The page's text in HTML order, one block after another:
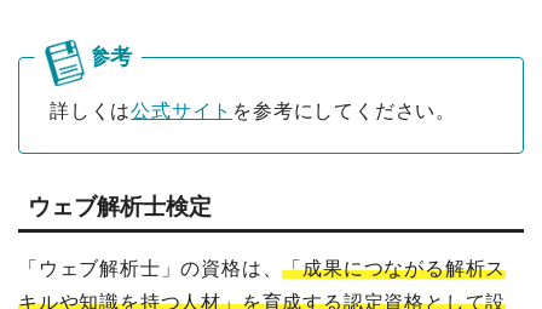
詳しくは公式サイト を参考にしてください。
ウェブ解析士検定
「ウェブ解析士」の資格は、「成果につながる解析ス
キルや知識を持つ人材」を育成する認定資格として設